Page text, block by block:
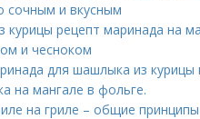
сочным и вкусным
рецепт маринада на
и чесноком
для шашлыка из курицы
на мангале в фольге.
на гриле – общие